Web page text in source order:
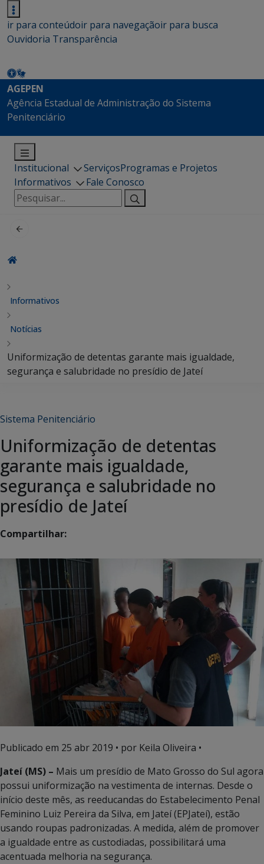
ir para conteúdoir para navegaçãoir para busca
Ouvidoria Transparência
AGEPEN
Agência Estadual de Administração do Sistema
Penitenciário
Institucional ServiçosProgramas e Projetos
Informativos
Fale Conosco
Pesquisar
por:
Informativos
Notícias
Uniformização de detentas garante mais igualdade,
segurança e salubridade no presídio de Jateí
Sistema Penitenciário
Uniformização de detentas
garante mais igualdade,
segurança e salubridade no
presídio de Jateí
Compartilhar:
Publicado em 25 abr 2019 • por Keila Oliveira •
Jateí (MS) – Mais um presídio de Mato Grosso do Sul agora
possui uniformização na vestimenta de internas. Desde o
início deste mês, as reeducandas do Estabelecimento Penal
Feminino Luiz Pereira da Silva, em Jateí (EPJateí), estão
usando roupas padronizadas. A medida, além de promover
a igualdade entre as custodiadas, possibilitará uma
acentuada melhoria na segurança.